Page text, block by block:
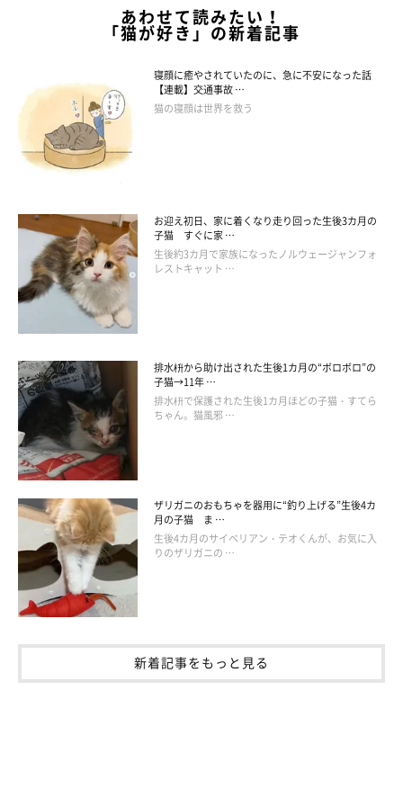
あわせて読みたい！
「猫が好き」の新着記事
寝顔に癒やされていたのに、急に不安になった話
【連載】交通事故 …
猫の寝顔は世界を救う
お迎え初日、家に着くなり走り回った生後3カ月の
子猫 すぐに家 …
生後約3カ月で家族になったノルウェージャンフォ
レストキャット …
排水枡から助け出された生後1カ月の“ボロボロ”の
子猫→11年 …
排水枡で保護された生後1カ月ほどの子猫・すてら
ちゃん。猫風邪 …
ザリガニのおもちゃを器用に“釣り上げる”生後4カ
月の子猫 ま …
生後4カ月のサイベリアン・テオくんが、お気に入
りのザリガニの …
新着記事をもっと見る